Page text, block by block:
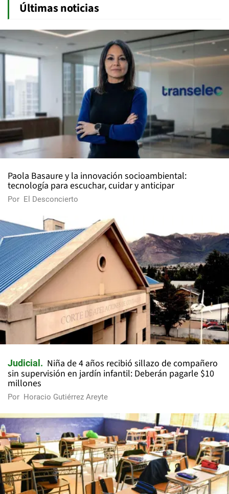
Últimas noticias
Paola Basaure y la innovación socioambiental:
tecnología para escuchar, cuidar y anticipar
Por El Desconcierto
Judicial
Niña de 4 años recibió sillazo de compañero
sin supervisión en jardín infantil: Deberán pagarle $10
millones
Por Horacio Gutiérrez Areyte